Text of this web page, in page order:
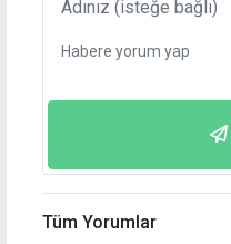
Tüm Yorumlar